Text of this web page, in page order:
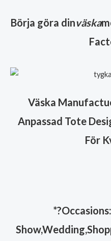
Börja göra dinväska
Väska
Anpassad Tote
För